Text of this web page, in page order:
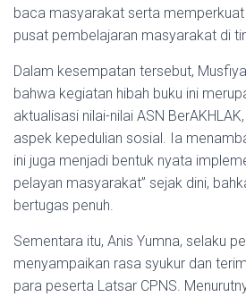
baca masyarakat serta
pusat pembelajaran masyarakat di
Dalam kesempatan tersebut,
bahwa kegiatan hibah buku ini
aktualisasi nilai-nilai ASN
aspek kepedulian sosial. Ia
ini juga menjadi bentuk nyata
pelayan masyarakat” sejak dini,
bertugas penuh.
Sementara itu, Anis Yumna, selaku
menyampaikan rasa syukur dan
para peserta Latsar CPNS.